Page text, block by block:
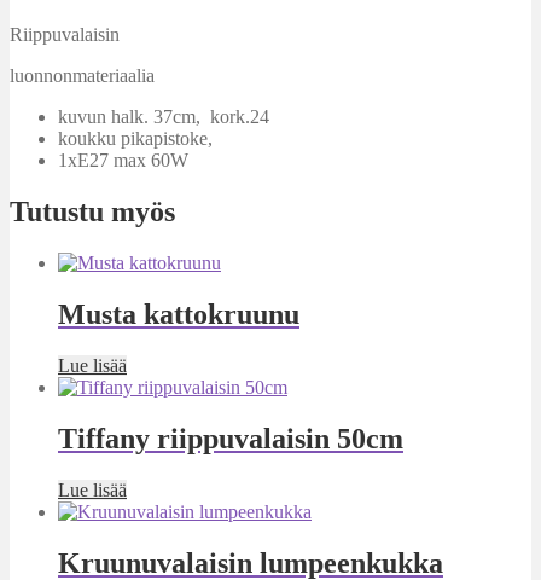
Riippuvalaisin
luonnonmateriaalia
kuvun halk. 37cm, kork.24
koukku pikapistoke,
1xE27 max 60W
Tutustu myös
Musta kattokruunu
Lue lisää
Tiffany riippuvalaisin 50cm
Lue lisää
Kruunuvalaisin lumpeenkukka